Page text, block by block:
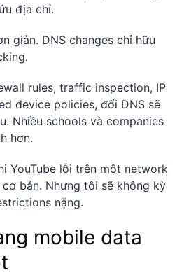
địa chỉ.
giản. DNS changes chỉ hữu
rules, traffic inspection, IP
device policies, đổi DNS sẽ
Nhiều schools và companies
hơn.
YouTube lỗi trên một network
bản. Nhưng tôi sẽ không kỳ
nặng.
mobile data